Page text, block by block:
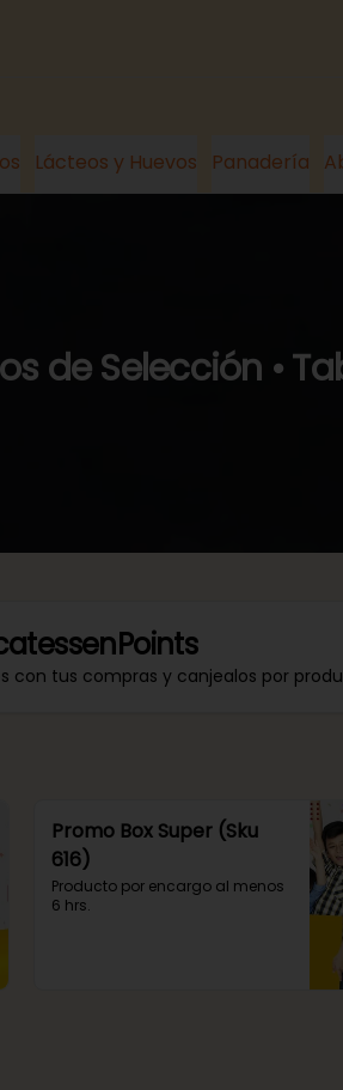
Lácteos y Huevos Panadería
de Selección •
con tus compras y canjealos por
Promo Box Super (Sku
616)
Producto por encargo al menos
6 hrs.